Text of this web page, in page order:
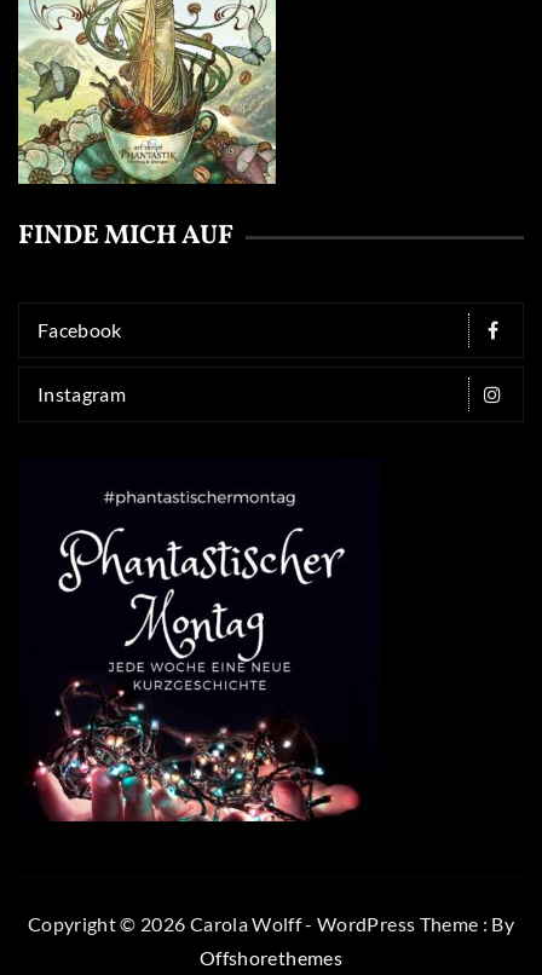
FINDE MICH AUF
Facebook
Instagram
Copyright © 2026 Carola Wolff - WordPress Theme : By
Offshorethemes